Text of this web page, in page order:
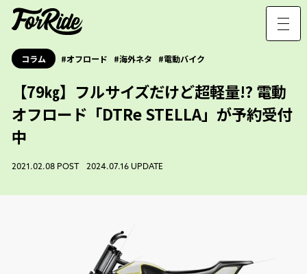
コラム オフロード 海外ネタ 電動バイク
【79㎏】フルサイズだけど超軽量!? 電動
オフロード「DTRe STELLA」が予約受付
中
2021.02.08 POST 2024.07.16 UPDATE